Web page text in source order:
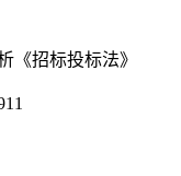
《招标投标法》